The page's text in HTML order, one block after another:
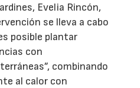
Evelia Rincón,
se lleva a cabo
posible plantar
con
combinando
al calor con